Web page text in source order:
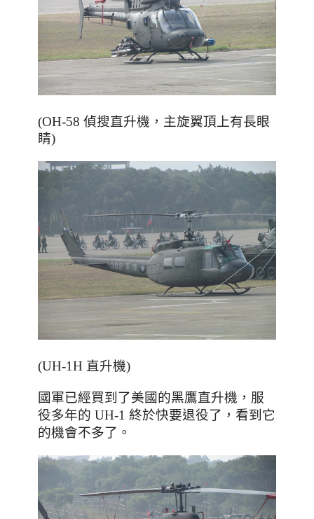
(OH-58 偵搜直升機 ，主旋翼頂上有長眼
睛)
(UH-1H 直升機)
國軍已經買到了美國的黑鷹直升機 ， 服
役多年的 UH-1 終於快要退役了 ， 看到它
的機會不多了。